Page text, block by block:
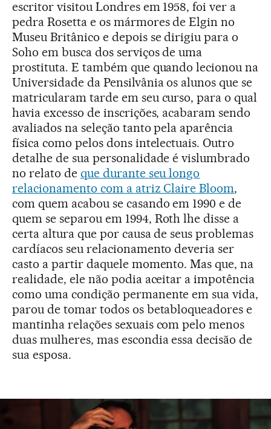
escritor visitou Londres em 1958, foi ver a
pedra Rosetta e os mármores de Elgin no
Museu Britânico e depois se dirigiu para o
Soho em busca dos serviços de uma
prostituta. E também que quando lecionou na
Universidade da Pensilvânia os alunos que se
matricularam tarde em seu curso, para o qual
havia excesso de inscrições, acabaram sendo
avaliados na seleção tanto pela aparência
física como pelos dons intelectuais. Outro
detalhe de sua personalidade é vislumbrado
no relato de que durante seu longo
relacionamento com a atriz Claire Bloom,
com quem acabou se casando em 1990 e de
quem se separou em 1994, Roth lhe disse a
certa altura que por causa de seus problemas
cardíacos seu relacionamento deveria ser
casto a partir daquele momento. Mas que, na
realidade, ele não podia aceitar a impotência
como uma condição permanente em sua vida,
parou de tomar todos os betabloqueadores e
mantinha relações sexuais com pelo menos
duas mulheres, mas escondia essa decisão de
sua esposa.